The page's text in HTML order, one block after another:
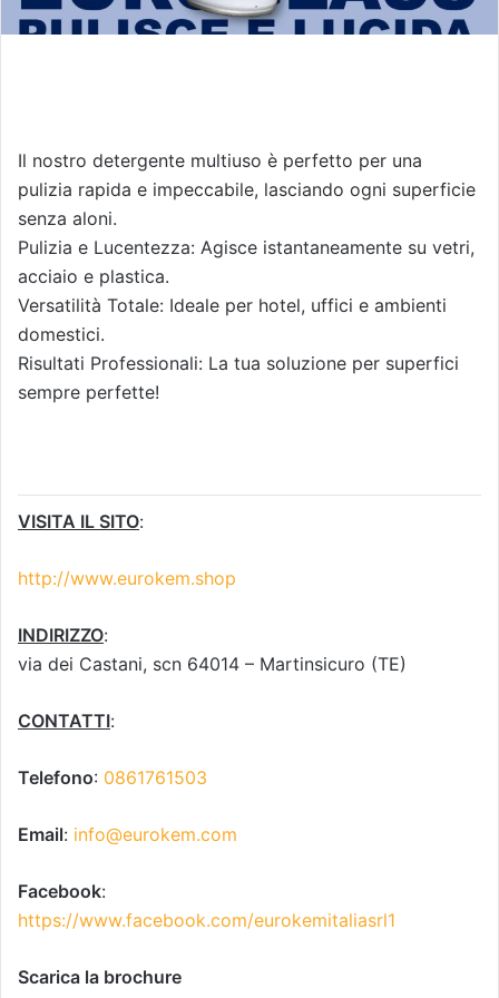
Il nostro detergente multiuso è perfetto per una
pulizia rapida e impeccabile, lasciando ogni superficie
senza aloni.
Pulizia e Lucentezza: Agisce istantaneamente su vetri,
acciaio e plastica.
Versatilità Totale: Ideale per hotel, uffici e ambienti
domestici.
Risultati Professionali: La tua soluzione per superfici
sempre perfette!
VISITA IL SITO:
http://www.eurokem.shop
INDIRIZZO:
via dei Castani, scn 64014 – Martinsicuro (TE)
CONTATTI:
Telefono: 0861761503
Email: info@eurokem.com
Facebook:
https://www.facebook.com/eurokemitaliasrl1
Scarica la brochure